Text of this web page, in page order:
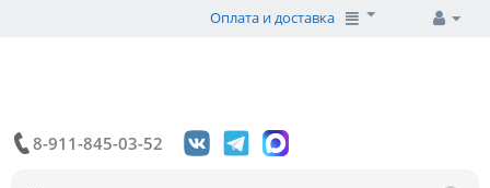
Оплата и доставка
8-911-845-03-52